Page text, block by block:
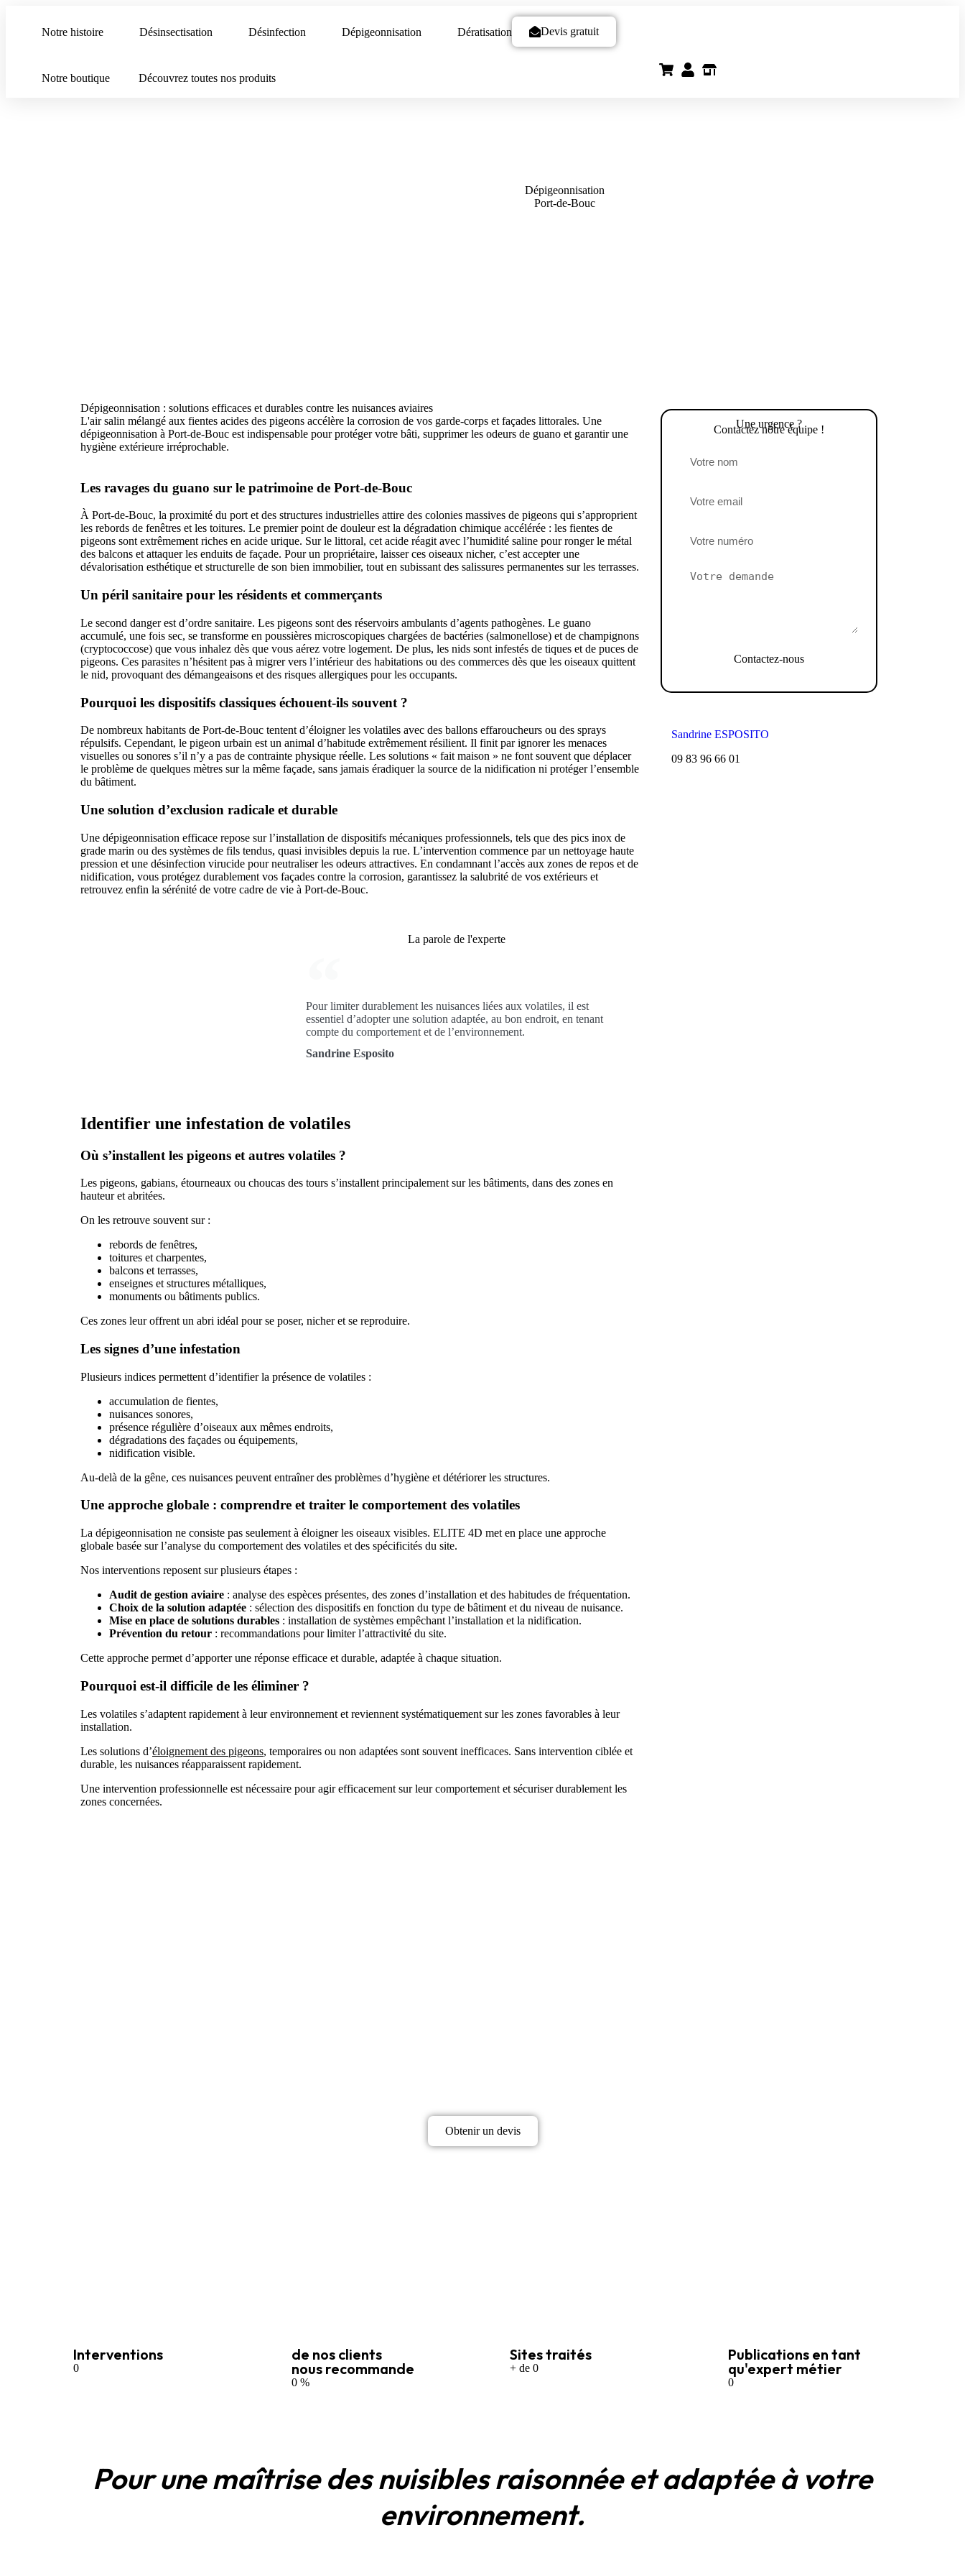
Notre histoire Désinsectisation Désinfection Dépigeonnisation Dératisation Devis gratuit
Notre boutique Découvrez toutes nos produits
Dépigeonnisation
Port-de-Bouc
Une urgence ?
Contactez notre équipe !
Contactez-nous
Sandrine ESPOSITO
09 83 96 66 01
Dépigeonnisation : solutions efficaces et durables contre les nuisances aviaires
L'air salin mélangé aux fientes acides des pigeons accélère la corrosion de vos garde-corps et façades littorales. Une
dépigeonnisation à Port-de-Bouc est indispensable pour protéger votre bâti, supprimer les odeurs de guano et garantir une
hygiène extérieure irréprochable.
Les ravages du guano sur le patrimoine de Port-de-Bouc
À Port-de-Bouc, la proximité du port et des structures industrielles attire des colonies massives de pigeons qui s’approprient
les rebords de fenêtres et les toitures. Le premier point de douleur est la dégradation chimique accélérée : les fientes de
pigeons sont extrêmement riches en acide urique. Sur le littoral, cet acide réagit avec l’humidité saline pour ronger le métal
des balcons et attaquer les enduits de façade. Pour un propriétaire, laisser ces oiseaux nicher, c’est accepter une
dévalorisation esthétique et structurelle de son bien immobilier, tout en subissant des salissures permanentes sur les terrasses.
Un péril sanitaire pour les résidents et commerçants
Le second danger est d’ordre sanitaire. Les pigeons sont des réservoirs ambulants d’agents pathogènes. Le guano
accumulé, une fois sec, se transforme en poussières microscopiques chargées de bactéries (salmonellose) et de champignons
(cryptococcose) que vous inhalez dès que vous aérez votre logement. De plus, les nids sont infestés de tiques et de puces de
pigeons. Ces parasites n’hésitent pas à migrer vers l’intérieur des habitations ou des commerces dès que les oiseaux quittent
le nid, provoquant des démangeaisons et des risques allergiques pour les occupants.
Pourquoi les dispositifs classiques échouent-ils souvent ?
De nombreux habitants de Port-de-Bouc tentent d’éloigner les volatiles avec des ballons effaroucheurs ou des sprays
répulsifs. Cependant, le pigeon urbain est un animal d’habitude extrêmement résilient. Il finit par ignorer les menaces
visuelles ou sonores s’il n’y a pas de contrainte physique réelle. Les solutions « fait maison » ne font souvent que déplacer
le problème de quelques mètres sur la même façade, sans jamais éradiquer la source de la nidification ni protéger l’ensemble
du bâtiment.
Une solution d’exclusion radicale et durable
Une dépigeonnisation efficace repose sur l’installation de dispositifs mécaniques professionnels, tels que des pics inox de
grade marin ou des systèmes de fils tendus, quasi invisibles depuis la rue. L’intervention commence par un nettoyage haute
pression et une désinfection virucide pour neutraliser les odeurs attractives. En condamnant l’accès aux zones de repos et de
nidification, vous protégez durablement vos façades contre la corrosion, garantissez la salubrité de vos extérieurs et
retrouvez enfin la sérénité de votre cadre de vie à Port-de-Bouc.
La parole de l'experte
Pour limiter durablement les nuisances liées aux volatiles, il est
essentiel d’adopter une solution adaptée, au bon endroit, en tenant
compte du comportement et de l’environnement.
Sandrine Esposito
Identifier une infestation de volatiles
Où s’installent les pigeons et autres volatiles ?
Les pigeons, gabians, étourneaux ou choucas des tours s’installent principalement sur les bâtiments, dans des zones en
hauteur et abritées.
On les retrouve souvent sur :
rebords de fenêtres,
toitures et charpentes,
balcons et terrasses,
enseignes et structures métalliques,
monuments ou bâtiments publics.
Ces zones leur offrent un abri idéal pour se poser, nicher et se reproduire.
Les signes d’une infestation
Plusieurs indices permettent d’identifier la présence de volatiles :
accumulation de fientes,
nuisances sonores,
présence régulière d’oiseaux aux mêmes endroits,
dégradations des façades ou équipements,
nidification visible.
Au-delà de la gêne, ces nuisances peuvent entraîner des problèmes d’hygiène et détériorer les structures.
Une approche globale : comprendre et traiter le comportement des volatiles
La dépigeonnisation ne consiste pas seulement à éloigner les oiseaux visibles. ELITE 4D met en place une approche
globale basée sur l’analyse du comportement des volatiles et des spécificités du site.
Nos interventions reposent sur plusieurs étapes :
Audit de gestion aviaire : analyse des espèces présentes, des zones d’installation et des habitudes de fréquentation.
Choix de la solution adaptée : sélection des dispositifs en fonction du type de bâtiment et du niveau de nuisance.
Mise en place de solutions durables : installation de systèmes empêchant l’installation et la nidification.
Prévention du retour : recommandations pour limiter l’attractivité du site.
Cette approche permet d’apporter une réponse efficace et durable, adaptée à chaque situation.
Pourquoi est-il difficile de les éliminer ?
Les volatiles s’adaptent rapidement à leur environnement et reviennent systématiquement sur les zones favorables à leur
installation.
Les solutions d’éloignement des pigeons, temporaires ou non adaptées sont souvent inefficaces. Sans intervention ciblée et
durable, les nuisances réapparaissent rapidement.
Une intervention professionnelle est nécessaire pour agir efficacement sur leur comportement et sécuriser durablement les
zones concernées.
Obtenir un devis
Interventions
0
de nos clients
nous recommande
0 %
Sites traités
+ de 0
Publications en tant
qu'expert métier
0
Pour une maîtrise des nuisibles raisonnée et adaptée à votre
environnement.